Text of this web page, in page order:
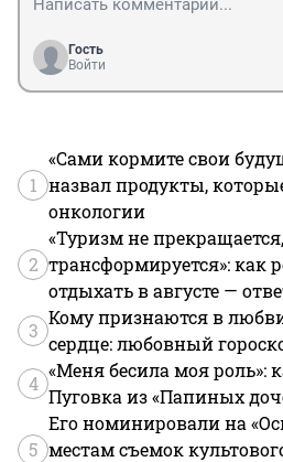
Гость
Войти
1
«Сами кормите свои
назвал продукты,
онкологии
2
«Туризм не
трансформируется»: как
отдыхать в августе —
3
Кому признаются в
сердце: любовный
4
«Меня бесила моя роль»:
Пуговка из «Папиных
5
Его номинировали на
местам съемок